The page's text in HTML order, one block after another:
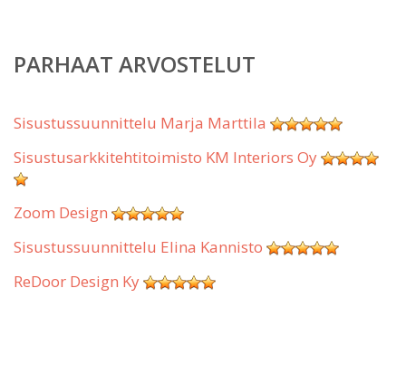
PARHAAT ARVOSTELUT
Sisustussuunnittelu Marja Marttila
Sisustusarkkitehtitoimisto KM Interiors Oy
Zoom Design
Sisustussuunnittelu Elina Kannisto
ReDoor Design Ky